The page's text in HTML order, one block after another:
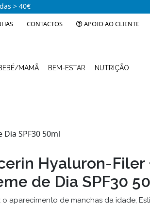
> 40€
CONTACTOS APOIO AO CLIENTE
MAMÃ BEM-ESTAR NUTRIÇÃO
SPF30 50ml
Hyaluron-Filer
de Dia SPF30
o aparecimento de manchas da idade;